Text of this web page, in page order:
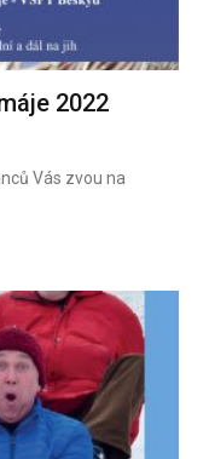
2022
Vás zvou na